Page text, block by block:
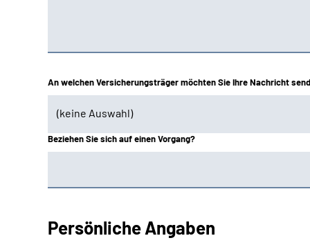
(keine Auswahl)
Beziehen Sie sich auf einen Vorgang?
Persönliche Angaben